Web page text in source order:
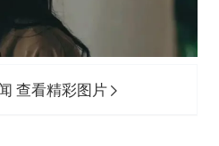
查看精彩图片